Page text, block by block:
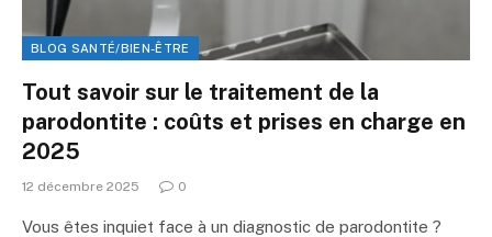
BLOG SANTÉ/BIEN-ÊTRE
Tout savoir sur le traitement de la
parodontite : coûts et prises en charge en
2025
12 décembre 2025 0
Vous êtes inquiet face à un diagnostic de parodontite ?